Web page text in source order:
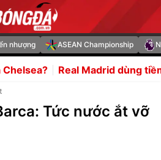
nhượng ASEAN Championship
dùng tiềm lực tài chính
Tức nước ắt vỡ